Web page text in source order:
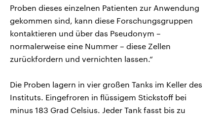
Proben dieses einzelnen Patienten zur Anwendung
gekommen sind, kann diese Forschungsgruppen
kontaktieren und über das Pseudonym –
normalerweise eine Nummer – diese Zellen
zurückfordern und vernichten lassen.“
Die Proben lagern in vier großen Tanks im Keller des
Instituts. Eingefroren in flüssigem Stickstoff bei
minus 183 Grad Celsius. Jeder Tank fasst bis zu